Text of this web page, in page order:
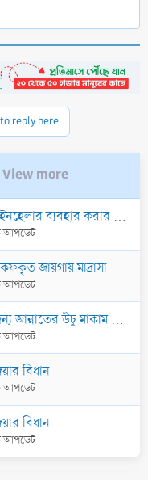
reply here.
View more
ব্যবহার করার হুকুম
আপডেট
মসজিদের জন্য দানকৃত টাকা মাদ্রাসায় দেওয়া যাবে কী?
আপডেট
জান্নাতের সর্বোচ্চ মাকাম তো রাসূল (ছাঃ)-এর জন্য খাছ?
আপডেট
বিধান
আপডেট
বিধান
আপডেট